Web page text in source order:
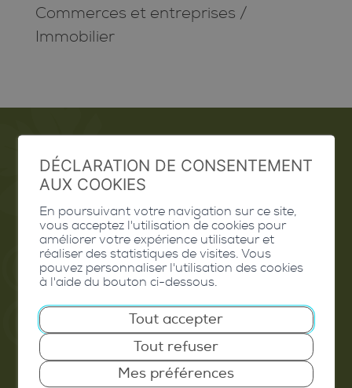
Commerces et entreprises /
Immobilier
Emploi
Contact
Extranet
Valais Excellence
Commune de Conthey
Route de Savoie 54
DÉCLARATION DE CONSENTEMENT
AUX COOKIES
En poursuivant votre navigation sur ce site,
vous acceptez l'utilisation de cookies pour
améliorer votre expérience utilisateur et
réaliser des statistiques de visites. Vous
pouvez personnaliser l'utilisation des cookies
à l'aide du bouton ci-dessous.
Tout accepter
Tout refuser
Mes préférences